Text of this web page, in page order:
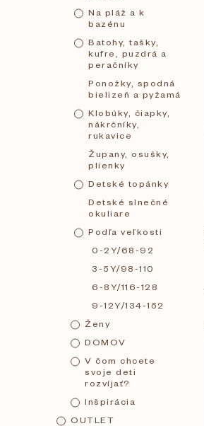
Na pláž a k
bazénu
Batohy, tašky,
kufre, puzdrá a
peračníky
Ponožky, spodná
bielizeň a pyžamá
Klobúky, čiapky,
nákrčníky,
rukavice
Župany, osušky,
plienky
Detské topánky
Detské slnečné
okuliare
Podľa veľkosti
0-2Y/68-92
3-5Y/98-110
6-8Y/116-128
9-12Y/134-152
Ženy
DOMOV
V čom chcete
svoje deti
rozvíjať?
Inšpirácia
OUTLET